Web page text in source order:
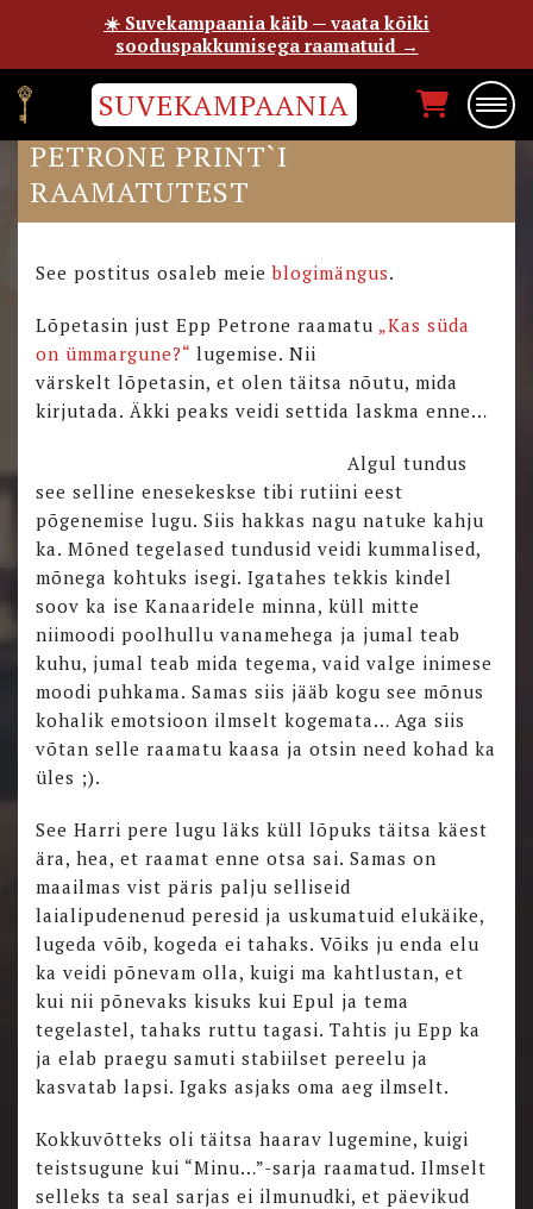
SUVEKAMPAANIA
LUGEJA KRISTEL KIRJUTAB
PETRONE PRINT`I
RAAMATUTEST
See postitus osaleb meieblogimängus.
Lõpetasin just Epp Petrone raamatu „Kas süda
on ümmargune?“ lugemise. Nii
värskelt lõpetasin, et olen täitsa nõutu, mida
kirjutada. Äkki peaks veidi settida laskma enne…
Algul tundus
see selline enesekeskse tibi rutiini eest
põgenemise lugu. Siis hakkas nagu natuke kahju
ka. Mõned tegelased tundusid veidi kummalised,
mõnega kohtuks isegi. Igatahes tekkis kindel
soov ka ise Kanaaridele minna, küll mitte
niimoodi poolhullu vanamehega ja jumal teab
kuhu, jumal teab mida tegema, vaid valge inimese
moodi puhkama. Samas siis jääb kogu see mõnus
kohalik emotsioon ilmselt kogemata… Aga siis
võtan selle raamatu kaasa ja otsin need kohad ka
üles ;).
See Harri pere lugu läks küll lõpuks täitsa käest
ära, hea, et raamat enne otsa sai. Samas on
maailmas vist päris palju selliseid
laialipudenenud peresid ja uskumatuid elukäike,
lugeda võib, kogeda ei tahaks. Võiks ju enda elu
ka veidi põnevam olla, kuigi ma kahtlustan, et
kui nii põnevaks kisuks kui Epul ja tema
tegelastel, tahaks ruttu tagasi. Tahtis ju Epp ka
ja elab praegu samuti stabiilset pereelu ja
kasvatab lapsi. Igaks asjaks oma aeg ilmselt.
Kokkuvõtteks oli täitsa haarav lugemine, kuigi
teistsugune kui “Minu…”-sarja raamatud. Ilmselt
selleks ta seal sarjas ei ilmunudki, et päevikud
☀️ Suvekampaania käib — vaata kõiki
sooduspakkumisega raamatuid →